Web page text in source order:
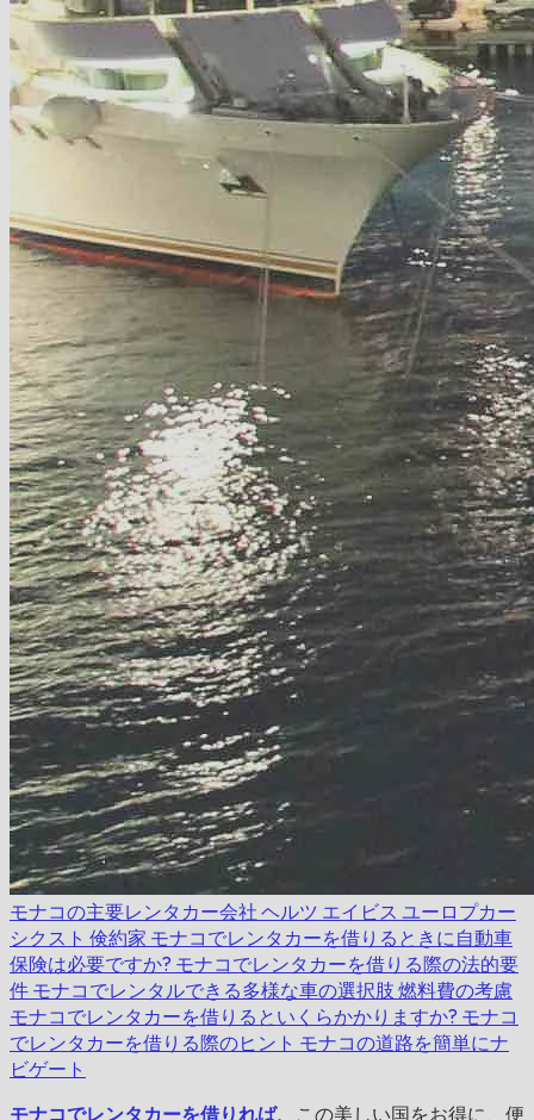
モナコの主要レンタカー会社 ヘルツ エイビス ユーロプカー
シクスト 倹約家 モナコでレンタカーを借りるときに自動車
保険は必要ですか? モナコでレンタカーを借りる際の法的要
件 モナコでレンタルできる多様な車の選択肢 燃料費の考慮
モナコでレンタカーを借りるといくらかかりますか? モナコ
でレンタカーを借りる際のヒント モナコの道路を簡単にナ
ビゲート
モナコでレンタカーを借りれば、 この美しい国をお得に、便